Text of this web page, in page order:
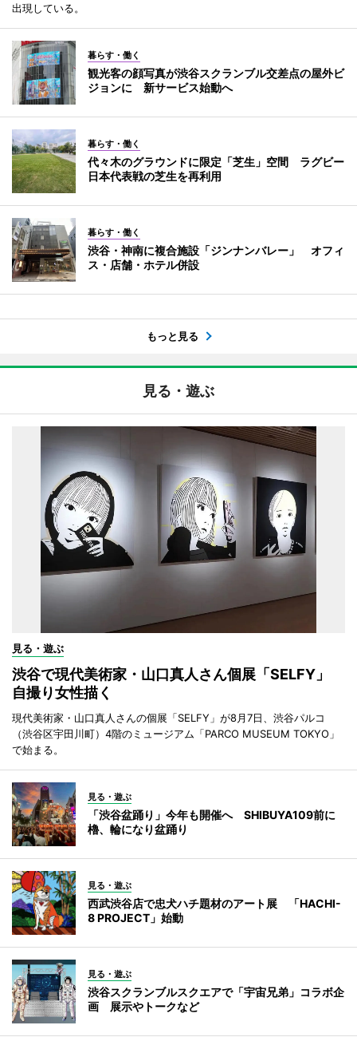
出現している。
暮らす・働く
観光客の顔写真が渋谷スクランブル交差点の屋外ビ
ジョンに 新サービス始動へ
暮らす・働く
代々木のグラウンドに限定「芝生」空間 ラグビー
日本代表戦の芝生を再利用
暮らす・働く
渋谷・神南に複合施設「ジンナンバレー」 オフィ
ス・店舗・ホテル併設
もっと見る
見る・遊ぶ
見る・遊ぶ
渋谷で現代美術家・山口真人さん個展「SELFY」
自撮り女性描く
現代美術家・山口真人さんの個展「SELFY」が8月7日、渋谷パルコ
（渋谷区宇田川町）4階のミュージアム「PARCO MUSEUM TOKYO」
で始まる。
見る・遊ぶ
「渋谷盆踊り」今年も開催へ SHIBUYA109前に
櫓、輪になり盆踊り
見る・遊ぶ
西武渋谷店で忠犬ハチ題材のアート展 「HACHI-
8 PROJECT」始動
見る・遊ぶ
渋谷スクランブルスクエアで「宇宙兄弟」コラボ企
画 展示やトークなど